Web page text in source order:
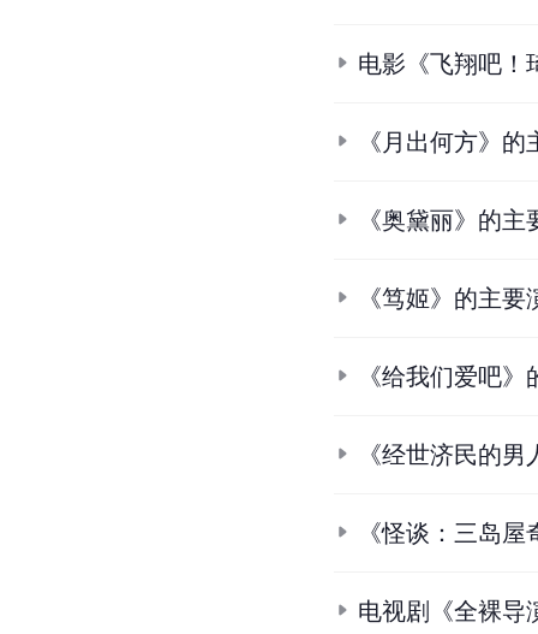
电影《飞翔吧！
《月出何方》的
《奥黛丽》的主
《笃姬》的主要
《给我们爱吧
《经世济民的
《怪谈：三岛
电视剧《全裸导